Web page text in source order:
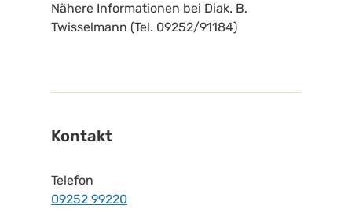
Nähere Informationen bei Diak. B.
Twisselmann (Tel. 09252/91184)
Kontakt
Telefon
09252 99220